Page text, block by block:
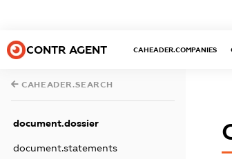
CONTR AGENT CAHEADER.COMPANIES
CAHEADER.SEARCH
document.dossier
document.statements